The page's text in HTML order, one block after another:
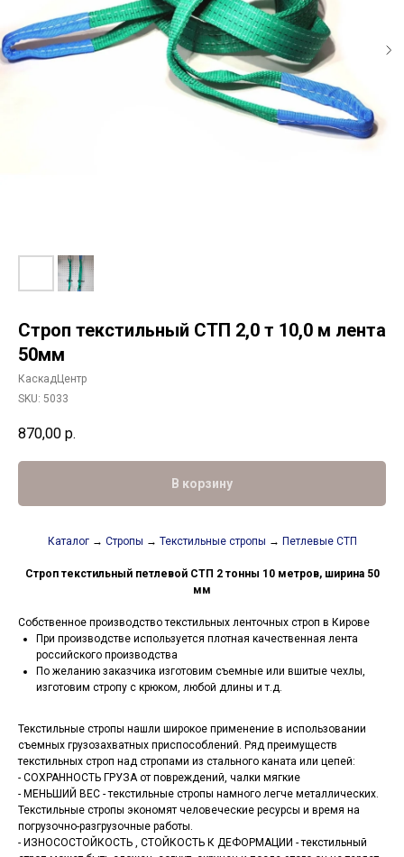
Строп текстильный СТП 2,0 т 10,0 м лента
50мм
КаскадЦентр
SKU: 5033
870,00 р.
В корзину
Каталог→ Стропы → Текстильные стропы → Петлевые СТП
Строп текстильный петлевой СТП 2 тонны 10 метров, ширина 50
мм
Собственное производство текстильных ленточных строп в Кирове
При производстве используется плотная качественная лента
российского производства
По желанию заказчика изготовим съемные или вшитые чехлы,
изготовим стропу с крюком, любой длины и т.д.
Текстильные стропы нашли широкое применение в использовании
съемных грузозахватных приспособлений. Ряд преимуществ
текстильных строп над стропами из стального каната или цепей:
- СОХРАННОСТЬ ГРУЗА от повреждений, чалки мягкие
- МЕНЬШИЙ ВЕС - текстильные стропы намного легче металлических.
Текстильные стропы экономят человеческие ресурсы и время на
погрузочно-разгрузочные работы.
- ИЗНОСОСТОЙКОСТЬ , СТОЙКОСТЬ К ДЕФОРМАЦИИ - текстильный